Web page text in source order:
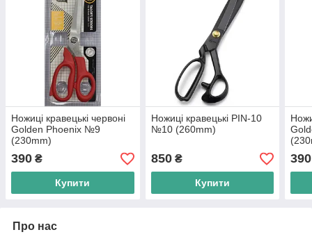
Ножиці кравецькі червоні
Golden Phoenix №9
(230mm)
390 ₴
Купити
Ножиці кравецькі PIN-10
№10 (260mm)
850₴
Купити
390
Про нас